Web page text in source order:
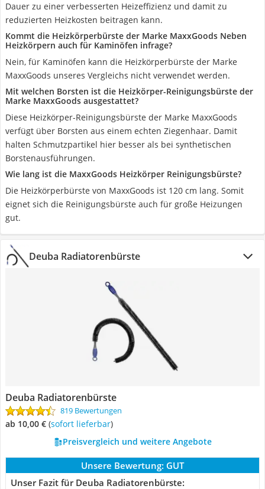
Dauer zu einer verbesserten Heizeffizienz und damit zu
reduzierten Heizkosten beitragen kann.
Kommt die Heizkörperbürste der Marke MaxxGoods Neben
Heizkörpern auch für Kaminöfen infrage?
Nein, für Kaminöfen kann die Heizkörperbürste der Marke
MaxxGoods unseres Vergleichs nicht verwendet werden.
Mit welchen Borsten ist die Heizkörper-Reinigungsbürste der
Marke MaxxGoods ausgestattet?
Diese Heizkörper-Reinigungsbürste der Marke MaxxGoods
verfügt über Borsten aus einem echten Ziegenhaar. Damit
halten Schmutzpartikel hier besser als bei synthetischen
Borstenausführungen.
Wie lang ist die MaxxGoods Heizkörper Reinigungsbürste?
Die Heizkörperbürste von MaxxGoods ist 120 cm lang. Somit
eignet sich die Reinigungsbürste auch für große Heizungen
gut.
Deuba Radiatorenbürste
Deuba Radiatorenbürste
819 Bewertungen
ab 10,00 € ( Sofort lieferbar)
Preisvergleich und weitere Angebote
Unsere Bewertung: GUT
Unser Fazit für Deuba Radiatorenbürste: